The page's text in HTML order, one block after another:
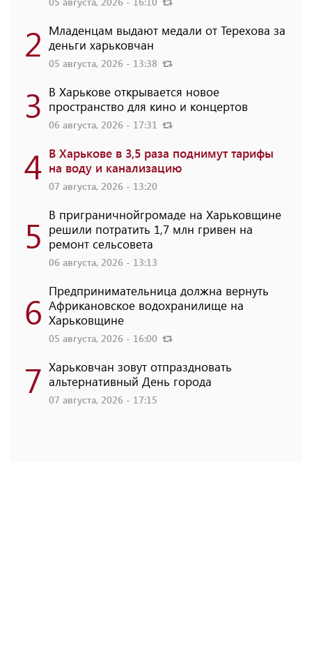
2 Младенцам выдают медали от Терехова за
деньги харьковчан
05 августа, 2026 - 13:38
3 В Харькове открывается новое
пространство для кино и концертов
06 августа, 2026 - 17:31
4 В Харькове в 3,5 раза поднимут тарифы
на воду и канализацию
07 августа, 2026 - 13:20
5 В приграничнойгромаде на Харьковщине
решили потратить 1,7 млн ​​гривен на
ремонт сельсовета
06 августа, 2026 - 13:13
6 Предпринимательница должна вернуть
Африкановское водохранилище на
Харьковщине
05 августа, 2026 - 16:00
7 Харьковчан зовут отпраздновать
альтернативный День города
07 августа, 2026 - 17:15